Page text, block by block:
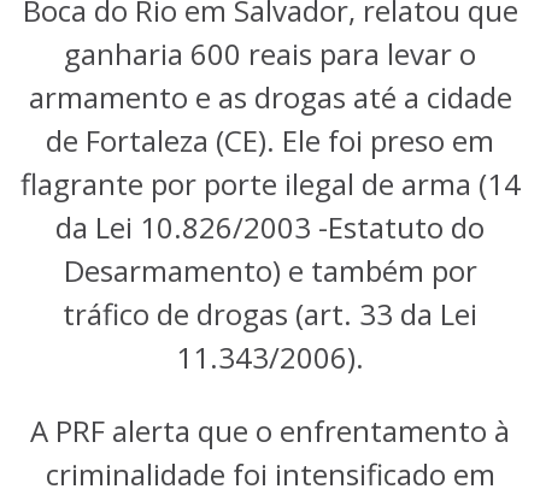
Boca do Rio em Salvador, relatou que
ganharia 600 reais para levar o
armamento e as drogas até a cidade
de Fortaleza (CE). Ele foi preso em
flagrante por porte ilegal de arma (14
da Lei 10.826/2003 -Estatuto do
Desarmamento) e também por
tráfico de drogas (art. 33 da Lei
11.343/2006).
A PRF alerta que o enfrentamento à
criminalidade foi intensificado em